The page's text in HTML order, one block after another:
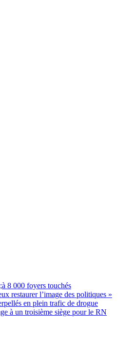
8 000 foyers touchés
restaurer l’image des politiques »
en plein trafic de drogue
à un troisième siège pour le RN